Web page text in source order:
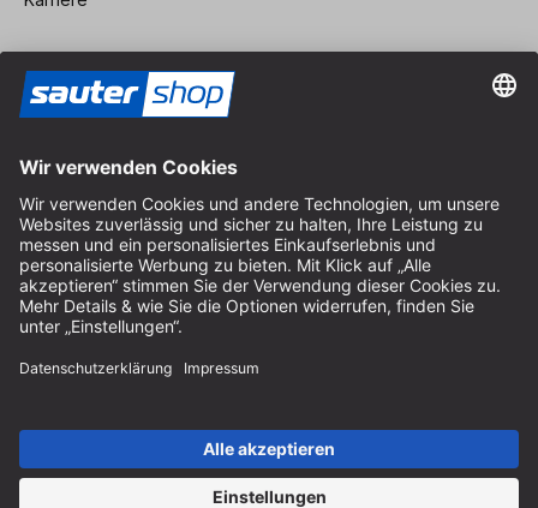
Impressum
AGB
Datenschutz
Cookie-Einstellungen
© 2026 sauter GmbH
* kostenloser Versand ab 150 Euro Bestellwert innerhalb
Deutschlands für die Standard-Paketgrößen - ausgenommen
Sperrgut und Fracht
In Abh. des Lieferlandes kann die MwSt. an der Kasse variieren.